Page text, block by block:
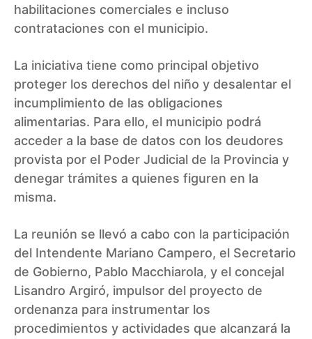
habilitaciones comerciales e incluso
contrataciones con el municipio.
La iniciativa tiene como principal objetivo
proteger los derechos del niño y desalentar el
incumplimiento de las obligaciones
alimentarias. Para ello, el municipio podrá
acceder a la base de datos con los deudores
provista por el Poder Judicial de la Provincia y
denegar trámites a quienes figuren en la
misma.
La reunión se llevó a cabo con la participación
del Intendente Mariano Campero, el Secretario
de Gobierno, Pablo Macchiarola, y el concejal
Lisandro Argiró, impulsor del proyecto de
ordenanza para instrumentar los
procedimientos y actividades que alcanzará la